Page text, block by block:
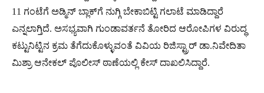
11 ಗಂಟೆಗೆ ಅಡ್ಮಿನ್​ ಬ್ಲಾಕ್​ಗೆ ನುಗ್ಗಿ ಬೇಕಾಬಿಟ್ಟಿ ಗಲಾಟೆ ಮಾಡಿದ್ದಾರೆ
ಎನ್ನಲಾಗ್ತಿದೆ. ಅಸಭ್ಯವಾಗಿ ಗುಂಡಾವರ್ತನೆ ತೋರಿದ ಆರೋಪಿಗಳ ವಿರುದ್ಧ
ಕಟ್ಟುನಿಟ್ಟಿನ ಕ್ರಮ ತೆಗೆದುಕೊಳ್ಳುವಂತೆ ವಿವಿಯ ರಿಜಿಸ್ಟ್ರಾರ್​ ಡಾ.ನಿವೇದಿತಾ
ಮಿಶ್ರಾ ಆನೇಕಲ್​ ಪೊಲೀಸ್​ ಠಾಣೆಯಲ್ಲಿ ಕೇಸ್​ ದಾಖಲಿಸಿದ್ದಾರೆ.